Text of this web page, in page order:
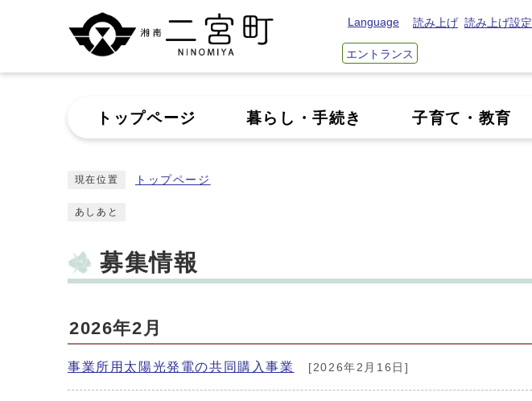
Language 読み上げ 読み上げ設定
エントランス
トップページ 暮らし・手続き 子育て・教育
現在位置 トップページ
あしあと
募集情報
2026年2月
事業所用太陽光発電の共同購入事業 [2026年2月16日]